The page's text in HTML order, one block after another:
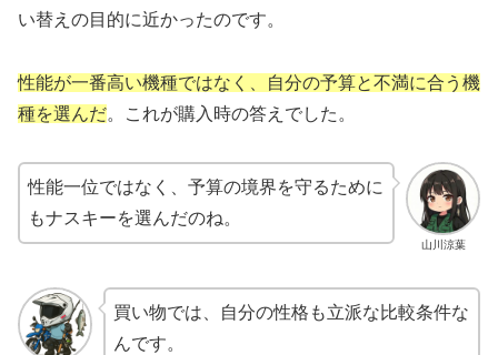
い替えの目的に近かったのです。
性能が一番高い機種ではなく、自分の予算と不満に合う機
種を選んだ。これが購入時の答えでした。
山川涼葉
性能一位ではなく、予算の境界を守るために
もナスキーを選んだのね。
買い物では、自分の性格も立派な比較条件な
んです。